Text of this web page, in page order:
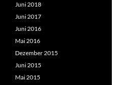
Juni 2018
Juni 2017
Juni 2016
Mai 2016
Dezember 2015
Juni 2015
Mai 2015